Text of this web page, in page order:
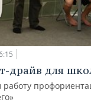
драйв для
работу